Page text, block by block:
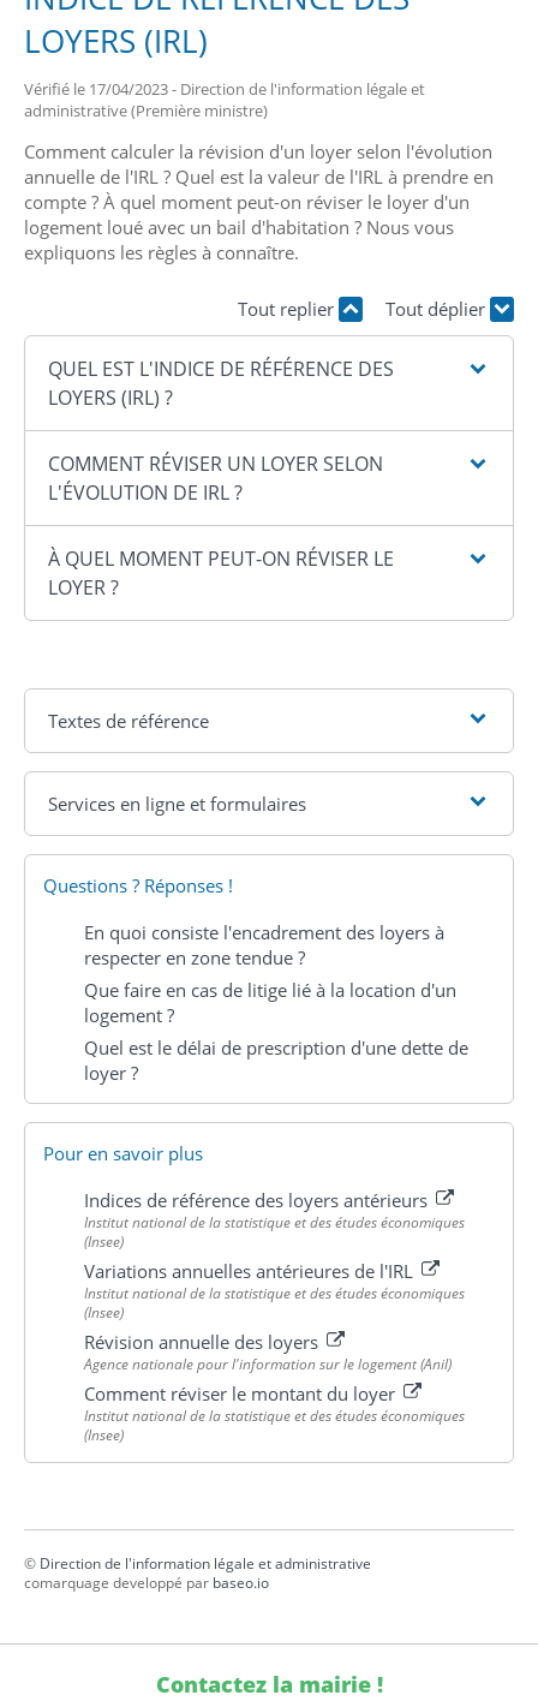
LOYERS (IRL)
Vérifié le 17/04/2023 - Direction de l'information légale et
administrative (Première ministre)
Comment calculer la révision d'un loyer selon l'évolution
annuelle de l'IRL ? Quel est la valeur de l'IRL à prendre en
compte ? À quel moment peut-on réviser le loyer d'un
logement loué avec un bail d'habitation ? Nous vous
expliquons les règles à connaître.
Tout replier Tout déplier
QUEL EST L'INDICE DE RÉFÉRENCE DES
LOYERS (IRL) ?
COMMENT RÉVISER UN LOYER SELON
L'ÉVOLUTION DE IRL ?
À QUEL MOMENT PEUT-ON RÉVISER LE
LOYER ?
Textes de référence
Services en ligne et formulaires
Questions ? Réponses !
En quoi consiste l'encadrement des loyers à
respecter en zone tendue ?
Que faire en cas de litige lié à la location d'un
logement ?
Quel est le délai de prescription d'une dette de
loyer ?
Pour en savoir plus
Indices de référence des loyers antérieurs
Institut national de la statistique et des études économiques
(Insee)
Variations annuelles antérieures de l'IRL
Institut national de la statistique et des études économiques
(Insee)
Révision annuelle des loyers
Agence nationale pour l'information sur le logement (Anil)
Comment réviser le montant du loyer
Institut national de la statistique et des études économiques
(Insee)
© Direction de l'information légale et administrative
comarquage developpé par baseo.io
Contactez la mairie !